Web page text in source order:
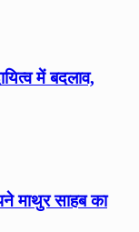
में बदलाव,
माथुर साहब का